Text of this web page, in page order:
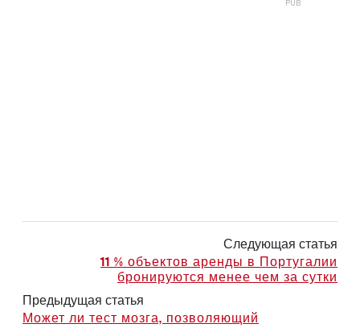
Следующая статья
11 % объектов аренды в Португалии
бронируются менее чем за сутки
Предыдущая статья
Может ли тест мозга, позволяющий